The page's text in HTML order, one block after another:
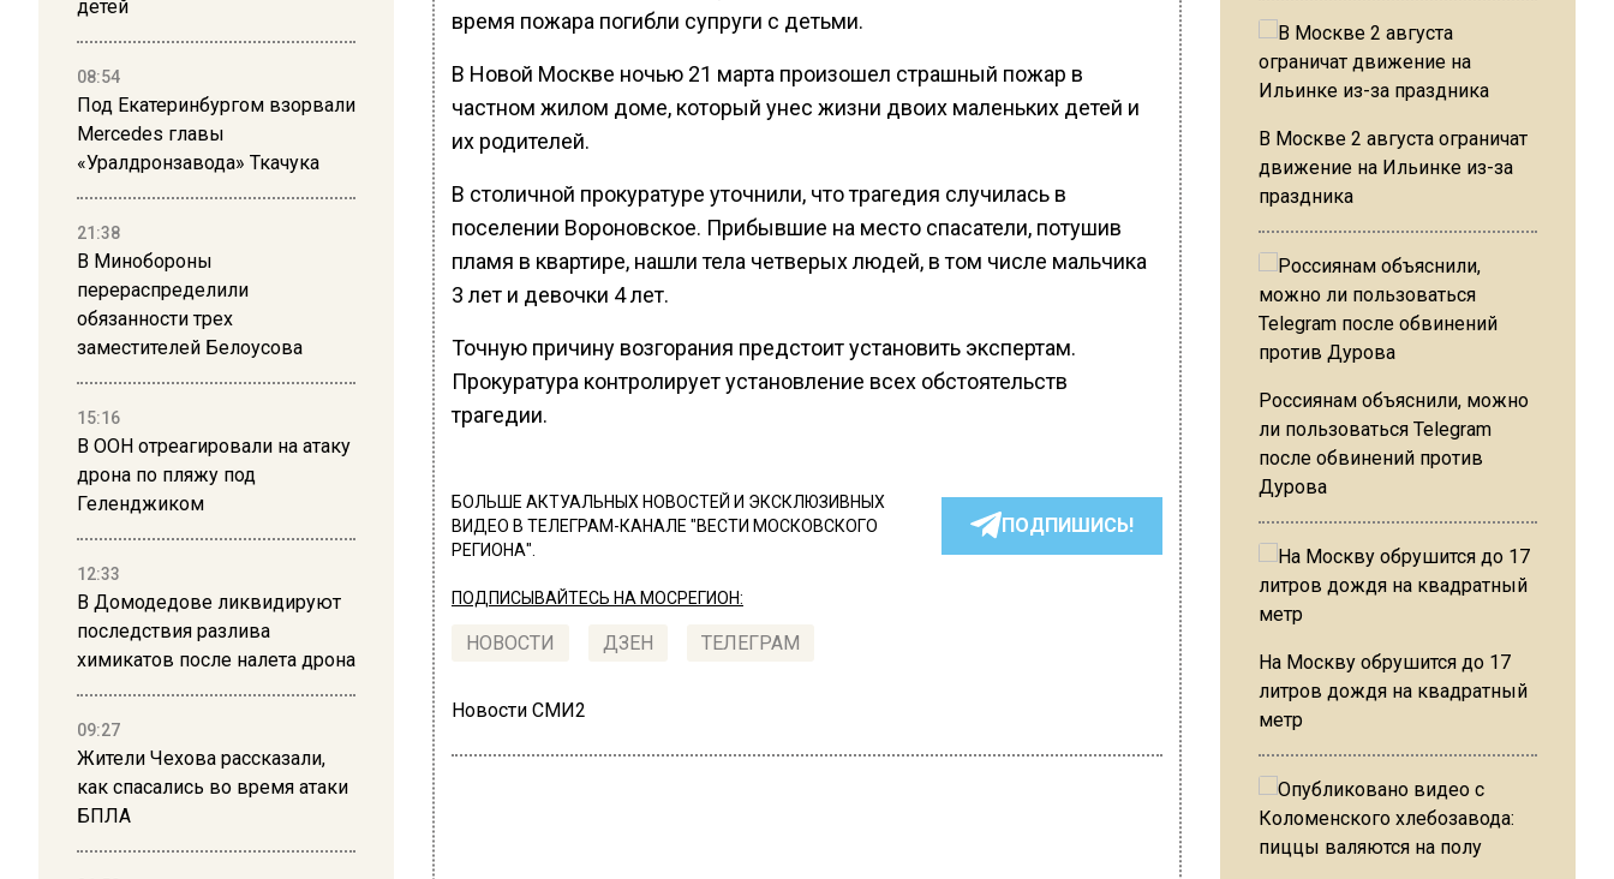
детей
08:54
Под Екатеринбургом взорвали
Mercedes главы
«Уралдронзавода» Ткачука
21:38
В Минобороны
перераспределили
обязанности трех
заместителей Белоусова
15:16
В ООН отреагировали на атаку
дрона по пляжу под
Геленджиком
12:33
В Домодедове ликвидируют
последствия разлива
химикатов после налета дрона
09:27
Жители Чехова рассказали,
как спасались во время атаки
БПЛА
время пожара погибли супруги с детьми.
В Новой Москве ночью 21 марта произошел страшный пожар в
частном жилом доме, который унес жизни двоих маленьких детей и
их родителей.
В столичной прокуратуре уточнили, что трагедия случилась в
поселении Вороновское. Прибывшие на место спасатели, потушив
пламя в квартире, нашли тела четверых людей, в том числе мальчика
3 лет и девочки 4 лет.
Точную причину возгорания предстоит установить экспертам.
Прокуратура контролирует установление всех обстоятельств
трагедии.
БОЛЬШЕ АКТУАЛЬНЫХ НОВОСТЕЙ И ЭКСКЛЮЗИВНЫХ
ВИДЕО В ТЕЛЕГРАМ-КАНАЛЕ "ВЕСТИ МОСКОВСКОГО
РЕГИОНА".
ПОДПИШИСЬ!
ПОДПИСЫВАЙТЕСЬ НА МОСРЕГИОН:
НОВОСТИ ДЗЕН ТЕЛЕГРАМ
Новости СМИ2
В Москве 2 августа ограничат
движение на Ильинке из-за
праздника
Россиянам объяснили, можно
ли пользоваться Telegram
после обвинений против
Дурова
На Москву обрушится до 17
литров дождя на квадратный
метр